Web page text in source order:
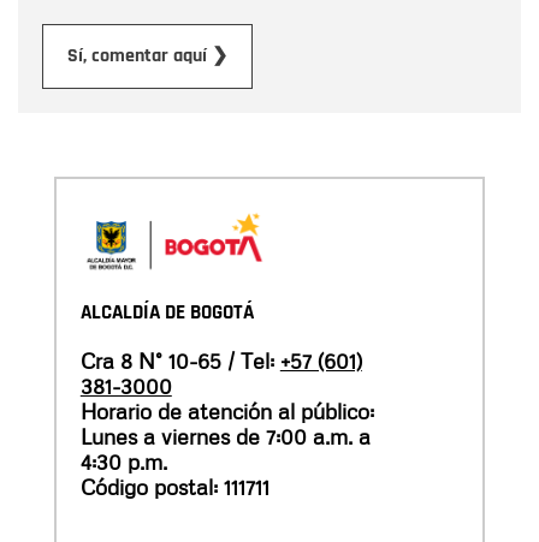
Sí, comentar aquí ❯
ALCALDÍA DE BOGOTÁ
Cra 8 N° 10-65 / Tel: +57 (601)
381-3000
Horario de atención al público:
Lunes a viernes de 7:00 a.m. a
4:30 p.m.
Código postal: 111711